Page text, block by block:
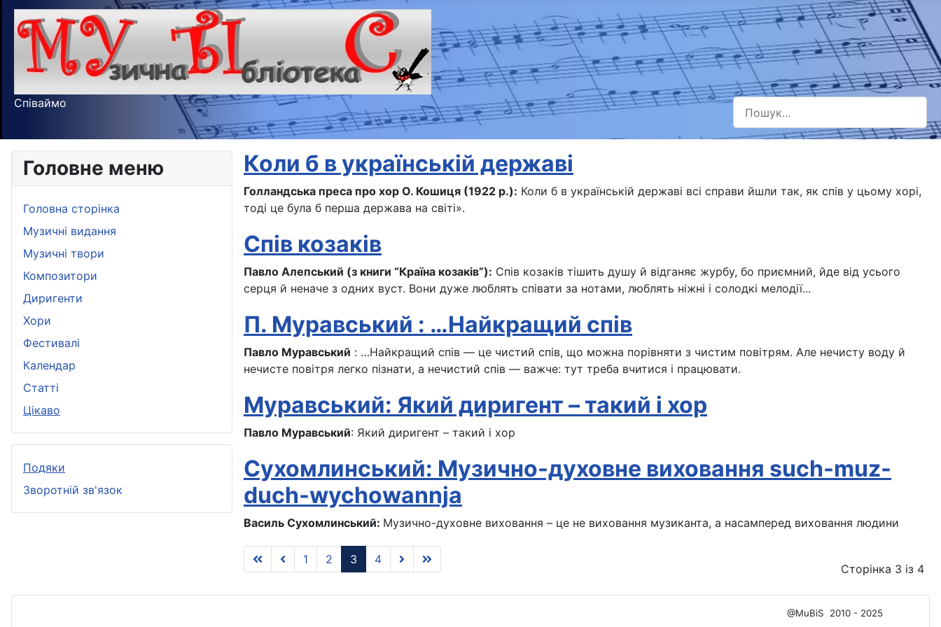
Співаймо Пошук
Type 2 or more characters for results.
Головне меню
Головна сторінка
Музичні видання
Музичні твори
Композитори
Диригенти
Хори
Фестивалі
Календар
Статті
Цікаво
Подяки
Зворотній зв'язок
Коли б в українській державі
Голландська преса про хор О. Кошиця (1922 р.): Коли б в українській державі всі справи йшли так, як спів у цьому хорі,
тоді це була б перша держава на світі».
Спів козаків
Павло Алепський (з книги “Країна козаків”): Спів козаків тішить душу й відганяє журбу, бо приємний, йде від усього
серця й неначе з одних вуст. Вони дуже люблять співати за нотами, люблять ніжні і солодкі мелодії...
П. Муравський : …Найкращий спів
Павло Муравський : …Найкращий спів — це чистий спів, що можна порівняти з чистим повітрям. Але нечисту воду й
нечисте повітря легко пізнати, а нечистий спів — важче: тут треба вчитися і працювати.
Муравський: Який диригент – такий і хор
Павло Муравський: Який диригент – такий і хор
Сухомлинський: Музично-духовне виховання such-muz-
duch-wychowannja
Василь Сухомлинський: Музично-духовне виховання – це не виховання музиканта, а насамперед виховання людини
Сторінка 3 із 4
1 2 3 4
@MuBiS 2010 - 2025